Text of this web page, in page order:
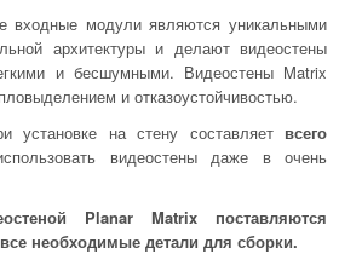
входные модули являются уникальными
архитектуры и делают видеостены
и бесшумными. Видеостены Matrix
и отказоустойчивостью.
установке на стену составляет всего
видеостены даже в очень
Planar Matrix поставляются
необходимые детали для сборки.